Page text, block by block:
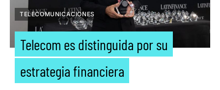
TELECOMUNICACIONES
Telecom es distinguida por su
estrategia financiera